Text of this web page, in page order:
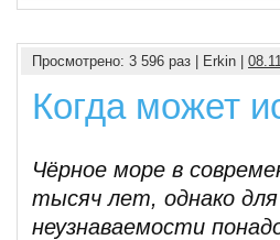
Просмотрено: 3 596 раз | Erkin |
Когда может
Чёрное море в
тысяч лет, однако
неузнаваемости